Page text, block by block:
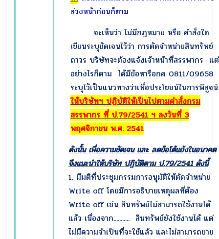
ล่วงหน้าก่อนก็ตาม
จะเห็นว่า ไม่มีกฎหมาย หรือ คำสั่งใด
เขียนระบุชัดเจนไว้ว่า การตัดจำหน่ายสินทรัพย์
ถาวร บริษัทจะต้องแจ้งเจ้าหน้าที่สรรพากร แต่
อย่างไรก็ตาม ได้มีข้อหารือกค 0811/09658
ระบุไว้เป็นแนวทางว่าเพื่อประโยชน์ในการพิสูจน์
ให้บริษัทฯ ปฏิบัติให้เป็นไปตามคำสั่งกรม
สรรพากร ที่ ป.79/2541 ฯ ลงวันที่ 3
พฤศจิกายน พ.ศ. 2541
ดังนั้น เพื่อความชัดเจน และ ลดข้อโต้แย้งในอนาคต
จึงแนะนำให้บริษัท ปฏิบัติตาม ป.79/2541 ดังนี้
1. มีมติที่ประชุมกรรมการอนุมัติให้ตัดจำหน่าย
Write off โดยมีการอธิบายเหตุผลที่ต้อง
Write off เช่น สินทรัพย์ไม่สามารถใช้งานได้
แล้ว เนื่องจาก........... สินทรัพย์ยังใช้งานได้ แต่
ไม่มีความจำเป็นที่จะใช้แล้ว และไม่สามารถขาย